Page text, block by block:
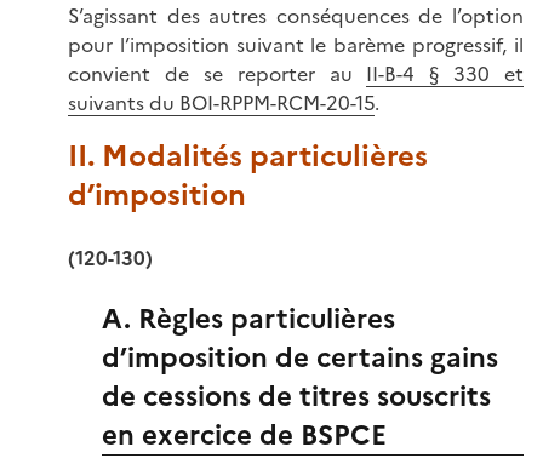
S’agissant des autres conséquences de l’option
pour l’imposition suivant le barème progressif, il
convient de se reporter au II-B-4 § 330 et
suivants du BOI-RPPM-RCM-20-15.
II. Modalités particulières
d’imposition
(120-130)
A. Règles particulières
d’imposition de certains gains
de cessions de titres souscrits
en exercice de BSPCE